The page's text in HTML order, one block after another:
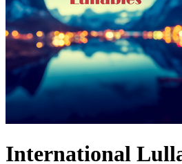
International